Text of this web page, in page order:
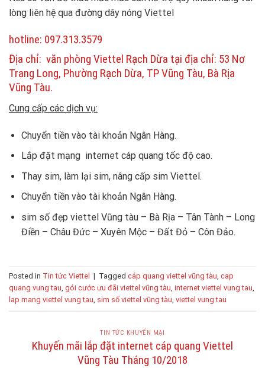
lòng liên hệ qua đường dây nóng Viettel
hotline: 097.313.3579
Địa chỉ: văn phòng Viettel Rạch Dừa tại địa chỉ: 53 Nơ
Trang Long, Phường Rạch Dừa, TP Vũng Tàu, Bà Rịa
Vũng Tàu.
Cung cấp các dịch vụ:
Chuyển tiền vào tài khoản Ngân Hàng.
Lắp đặt mạng internet cáp quang tốc độ cao.
Thay sim, làm lại sim, nâng cấp sim Viettel.
Chuyển tiền vào tài khoản Ngân Hàng.
sim số đẹp viettel Vũng tàu – Bà Rịa – Tân Tành – Long
Điền – Châu Đức – Xuyên Mộc – Đất Đỏ – Côn Đảo.
Posted in Tin tức Viettel | Tagged cáp quang viettel vũng tàu, cap
quang vung tau, gói cước ưu đãi viettel vũng tàu, internet viettel vung tau,
lap mang viettel vung tau, sim số viettel vũng tàu, viettel vung tau
TIN TỨC KHUYẾN MẠI
Khuyến mãi lắp đặt internet cáp quang Viettel
Vũng Tàu Tháng 10/2018